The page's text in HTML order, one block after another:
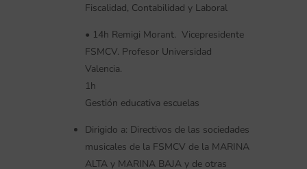
Fiscalidad, Contabilidad y Laboral
• 14h Remigi Morant. Vicepresidente
FSMCV. Profesor Universidad
Valencia.
1h
Gestión educativa escuelas
Dirigido a: Directivos de las sociedades
musicales de la FSMCV de la MARINA
ALTA y MARINA BAJA y de otras